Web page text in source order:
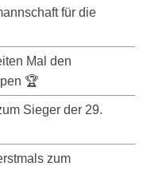
für die
Mal den
🏆
Sieger der 29.
zum